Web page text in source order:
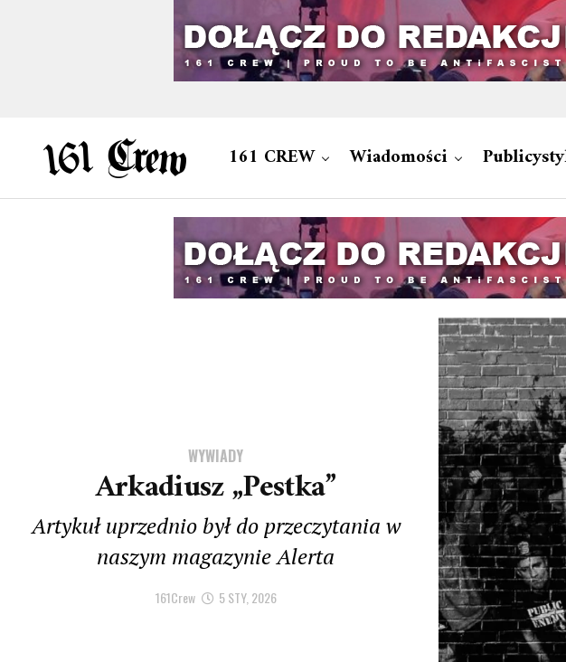
161 CREW Wiadomości
WYWIADY
Arkadiusz „Pestka”
Artykuł uprzednio był do przeczytania w
naszym magazynie Alerta
161Crew 5 STY, 2026